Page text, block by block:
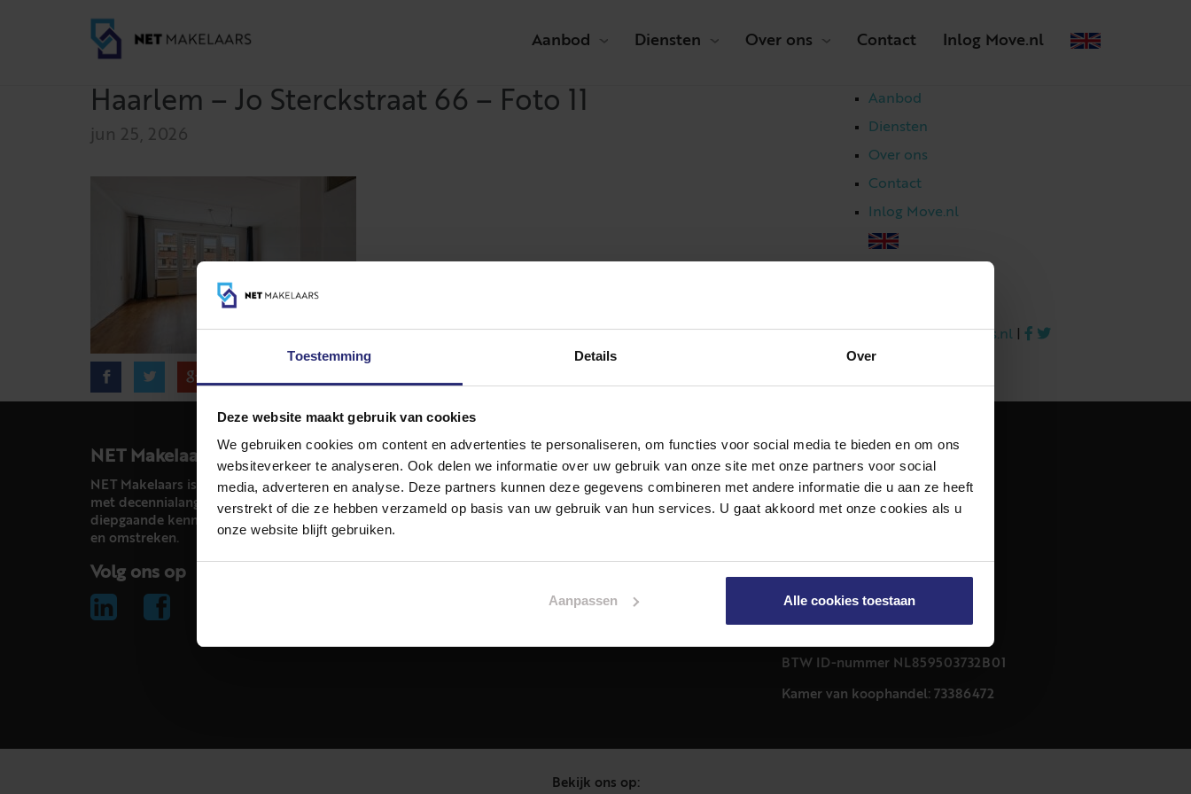
Toestemming Details Over
Deze website maakt gebruik van cookies
We gebruiken cookies om content en advertenties te personaliseren, om functies voor social media te bieden en om ons
websiteverkeer te analyseren. Ook delen we informatie over uw gebruik van onze site met onze partners voor social
media, adverteren en analyse. Deze partners kunnen deze gegevens combineren met andere informatie die u aan ze heeft
verstrekt of die ze hebben verzameld op basis van uw gebruik van hun services. U gaat akkoord met onze cookies als u
onze website blijft gebruiken.
Aanpassen Alle cookies toestaan
Aanbod Diensten Over ons Contact Inlog Move.nl
Haarlem – Jo Sterckstraat 66 – Foto 11
jun 25, 2026
Aanbod
Diensten
Over ons
Contact
Inlog Move.nl
info@netmakelaars.nl
NET Makelaars
NET Makelaars is een modern makelaarskantoor
met decennialange ervaring in het vak en
diepgaande kennis van de huizenmarkt in Haarlem
en omstreken.
Volg ons op
Diensten
Hypotheekadvies
Taxatie
Turfmarkt 32 zwart
2011 CB Haarlem
BTW ID-nummer NL859503732B01
Kamer van koophandel: 73386472
Bekijk ons op: